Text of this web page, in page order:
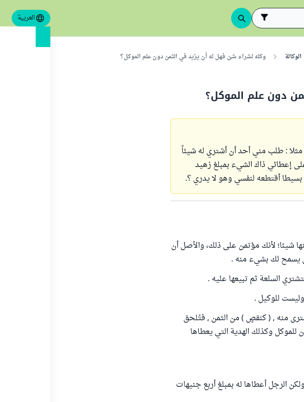
العربية
الوكالة وكله لشراء شئ فهل له أن يزيد في الثمن دون علم الموكل؟
دون علم الموكل؟
: طلب مني أحد أن أشتري له شيئاً
إعطائي ذاك الشيء بمبلغ زهيد
أقتطعه لنفسي وهو لا يدري ؟.
شيئا؛ لأنك مؤتمن على ذلك، والأصل أن
يسمح لك بشيء منه .
السلعة ثم تبيعها عليه .
للوكيل .
بائعٍ لوكيلٍ ) اشترى منه , ( كنقصٍ ) من الثمن , فتُلحق
للموكل وكذلك الهدية التي يعطاها
الرجل أعطاها له بمبلغ أربع جنيهات